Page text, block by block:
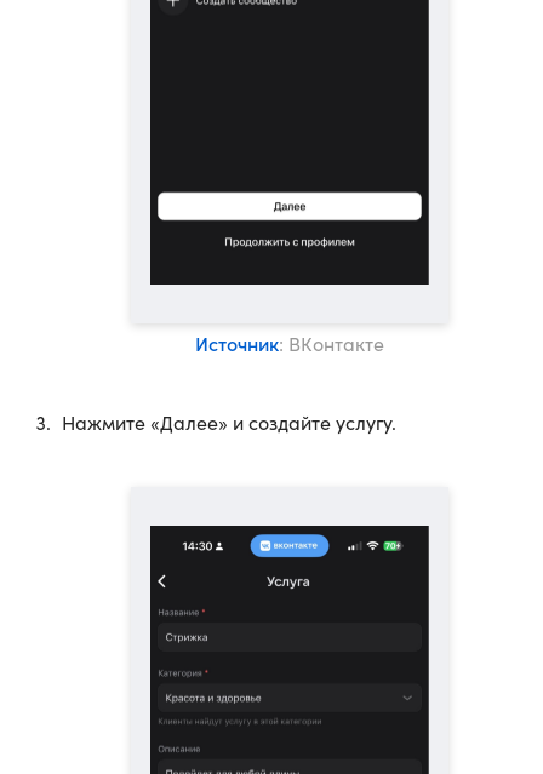
Источник: ВКонтакте
Нажмите «Далее» и создайте услугу.